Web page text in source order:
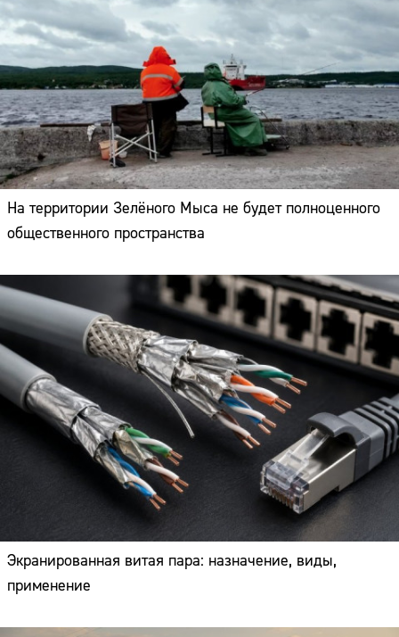
На территории Зелёного Мыса не будет полноценного
общественного пространства
Экранированная витая пара: назначение, виды,
применение